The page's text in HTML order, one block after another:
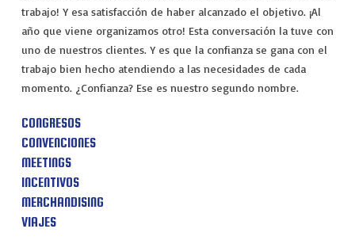
trabajo! Y esa satisfacción de haber alcanzado el objetivo. ¡Al
año que viene organizamos otro! Esta conversación la tuve con
uno de nuestros clientes. Y es que la confianza se gana con el
trabajo bien hecho atendiendo a las necesidades de cada
momento. ¿Confianza? Ese es nuestro segundo nombre.
CONGRESOS
CONVENCIONES
MEETINGS
INCENTIVOS
MERCHANDISING
VIAJES